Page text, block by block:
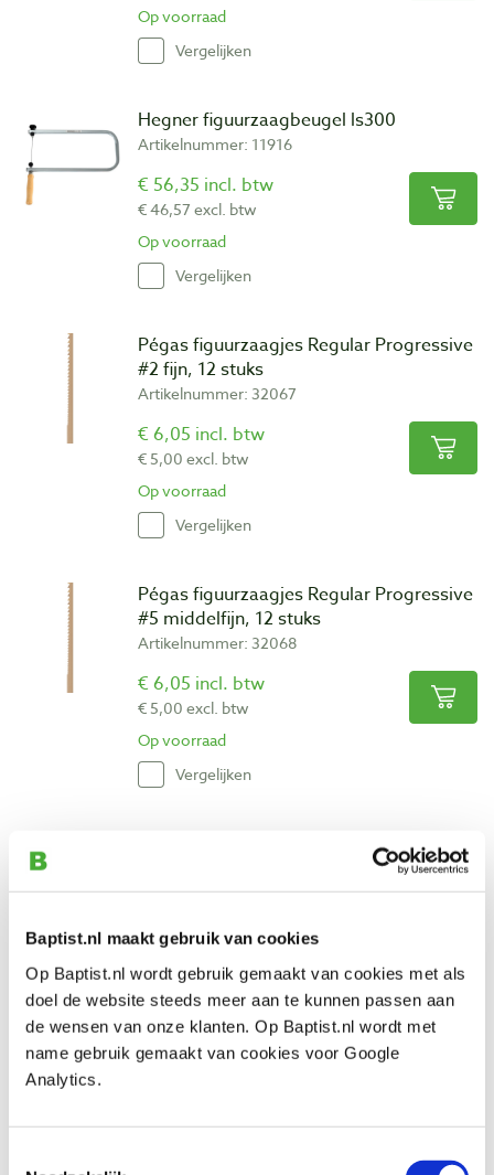
Baptist.nl maakt gebruik van cookies
Op Baptist.nl wordt gebruik gemaakt van cookies met als
doel de website steeds meer aan te kunnen passen aan
de wensen van onze klanten. Op Baptist.nl wordt met
name gebruik gemaakt van cookies voor Google
Analytics.
Op voorraad
Vergelijken
Hegner figuurzaagbeugel ls300
Artikelnummer: 11916
€ 56,35 incl. btw
€ 46,57 excl. btw
Op voorraad
Vergelijken
Pégas figuurzaagjes Regular Progressive
#2 fijn, 12 stuks
Artikelnummer: 32067
€ 6,05 incl. btw
€ 5,00 excl. btw
Op voorraad
Vergelijken
Pégas figuurzaagjes Regular Progressive
#5 middelfijn, 12 stuks
Artikelnummer: 32068
€ 6,05 incl. btw
€ 5,00 excl. btw
Op voorraad
Vergelijken
Pégas figuurzaagjes Regular Progressive
Artikelnummer: 32069
€ 6,05 incl. btw
Op voorraad
Vergelijken